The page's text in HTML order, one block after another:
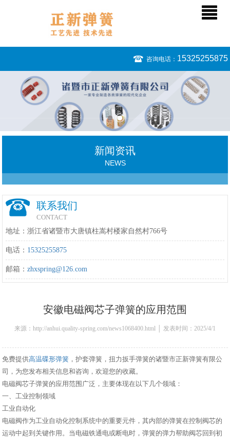
咨询电话： 15325255875
新闻资讯
NEWS
联系我们
CONTACT
地址：浙江省诸暨市大唐镇柱嵩村楼家自然村766号
电话： 15325255875
邮箱：zhxspring@126.com
安徽电磁阀芯子弹簧的应用范围
来源：http://anhui.quality-spring.com/news1068400.html │ 发表时间：2025/4/1
免费提供高温碟形弹簧 ，护套弹簧，扭力扳手弹簧的诸暨市正新弹簧有限公
司，为您发布相关信息和咨询，欢迎您的收藏。
电磁阀芯子弹簧的应用范围广泛，主要体现在以下几个领域：
一、工业控制领域
工业自动化
电磁阀作为工业自动化控制系统中的重要元件，其内部的弹簧在控制阀芯的
运动中起到关键作用。当电磁铁通电或断电时，弹簧的弹力帮助阀芯回到初